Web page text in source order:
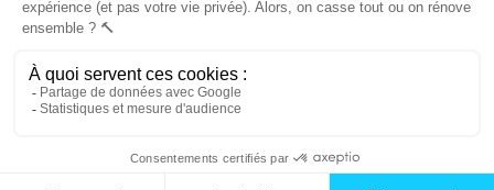
Trouver une agence